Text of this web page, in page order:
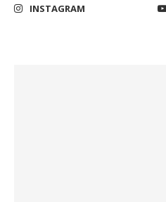
INSTAGRAM